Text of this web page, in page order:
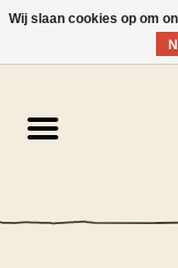
NL-EN
De Winkel
Wij slaan cookies op om